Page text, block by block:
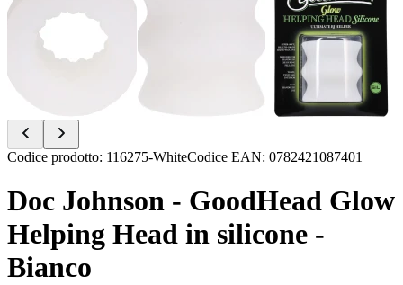
Item
of
Codice prodotto: 116275-WhiteCodice EAN: 0782421087401
Doc Johnson - GoodHead Glow
Helping Head in silicone -
Bianco